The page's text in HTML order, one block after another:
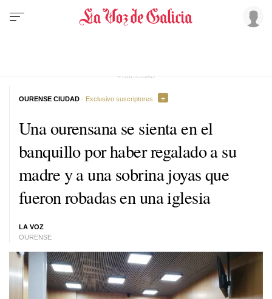
Una ourensana se sienta en el
banquillo por haber regalado a su
madre y a una sobrina joyas que
fueron robadas en una iglesia
LA VOZ
OURENSE
OURENSE CIUDAD · Exclusivo suscriptores